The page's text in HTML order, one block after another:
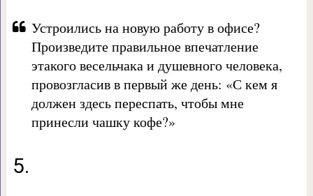
Устроились на новую работу в офисе?
Произведите правильное впечатление
этакого весельчака и душевного человека,
провозгласив в первый же день: «С кем я
должен здесь переспать, чтобы мне
принесли чашку кофе?»
5.